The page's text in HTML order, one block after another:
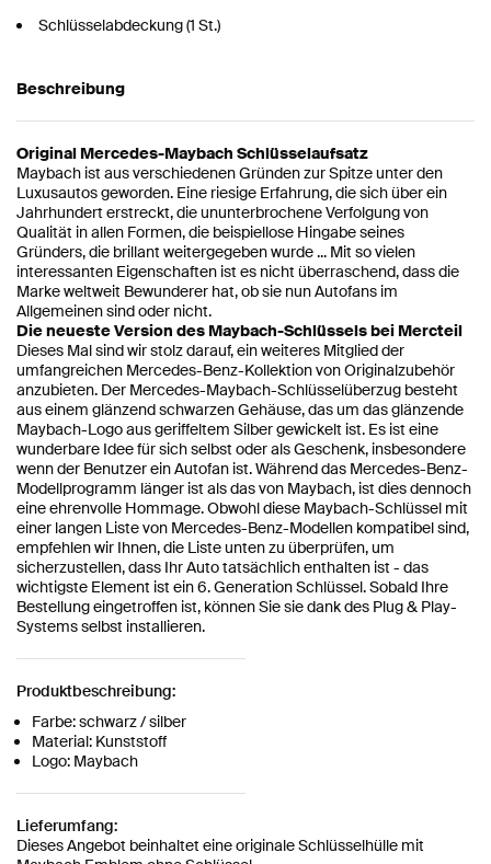
Schlüsselabdeckung (1 St.)
Beschreibung
Original Mercedes-Maybach Schlüsselaufsatz
Maybach ist aus verschiedenen Gründen zur Spitze unter den
Luxusautos geworden. Eine riesige Erfahrung, die sich über ein
Jahrhundert erstreckt, die ununterbrochene Verfolgung von
Qualität in allen Formen, die beispiellose Hingabe seines
Gründers, die brillant weitergegeben wurde ... Mit so vielen
interessanten Eigenschaften ist es nicht überraschend, dass die
Marke weltweit Bewunderer hat, ob sie nun Autofans im
Allgemeinen sind oder nicht.
Die neueste Version des Maybach-Schlüssels bei Mercteil
Dieses Mal sind wir stolz darauf, ein weiteres Mitglied der
umfangreichen Mercedes-Benz-Kollektion von Originalzubehör
anzubieten. Der Mercedes-Maybach-Schlüsselüberzug besteht
aus einem glänzend schwarzen Gehäuse, das um das glänzende
Maybach-Logo aus geriffeltem Silber gewickelt ist. Es ist eine
wunderbare Idee für sich selbst oder als Geschenk, insbesondere
wenn der Benutzer ein Autofan ist. Während das Mercedes-Benz-
Modellprogramm länger ist als das von Maybach, ist dies dennoch
eine ehrenvolle Hommage. Obwohl diese Maybach-Schlüssel mit
einer langen Liste von Mercedes-Benz-Modellen kompatibel sind,
empfehlen wir Ihnen, die Liste unten zu überprüfen, um
sicherzustellen, dass Ihr Auto tatsächlich enthalten ist - das
wichtigste Element ist ein 6. Generation Schlüssel. Sobald Ihre
Bestellung eingetroffen ist, können Sie sie dank des Plug & Play-
Systems selbst installieren.
Produktbeschreibung:
Farbe: schwarz / silber
Material: Kunststoff
Logo: Maybach
Lieferumfang:
Dieses Angebot beinhaltet eine originale Schlüsselhülle mit